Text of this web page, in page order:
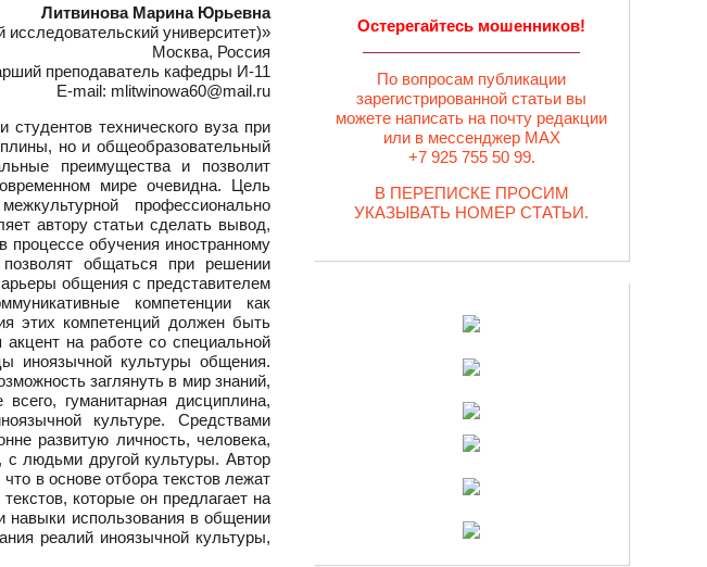
Литвинова Марина Юрьевна
университет)»
Москва, Россия
преподаватель кафедры И-11
E-mail: mlitwinowa60@mail.ru
технического вуза при
но и общеобразовательный
преимущества и позволит
мире очевидна. Цель
профессионально
автору статьи сделать вывод,
процессе обучения иностранному
общаться при решении
общения с представителем
компетенции как
этих компетенций должен быть
акцент на работе со специальной
иноязычной культуры общения.
заглянуть в мир знаний,
гуманитарная дисциплина,
культуре. Средствами
развитую личность, человека,
с людьми другой культуры. Автор
в основе отбора текстов лежат
которые он предлагает на
навыки использования в общении
реалий иноязычной культуры,
Остерегайтесь мошенников!
По вопросам публикации
зарегистрированной статьи вы
можете написать на почту редакции
или в мессенджер MAX
+7 925 755 50 99.
В ПЕРЕПИСКЕ ПРОСИМ
УКАЗЫВАТЬ НОМЕР СТАТЬИ.